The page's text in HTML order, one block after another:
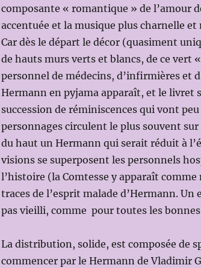
composante « romantique » de l’amour
accentuée et la musique plus charnelle
Car dès le départ le décor (quasiment
de hauts murs verts et blancs, de ce vert
personnel de médecins, d’infirmières et
Hermann en pyjama apparaît, et le livret
succession de réminiscences qui vont
personnages circulent le plus souvent
du haut un Hermann qui serait réduit à
visions se superposent les personnels
l’histoire (la Comtesse y apparaît
traces de l’esprit malade d’Hermann.
pas vieilli, comme pour toutes les
La distribution, solide, est composée de
commencer par le Hermann de Vladimir